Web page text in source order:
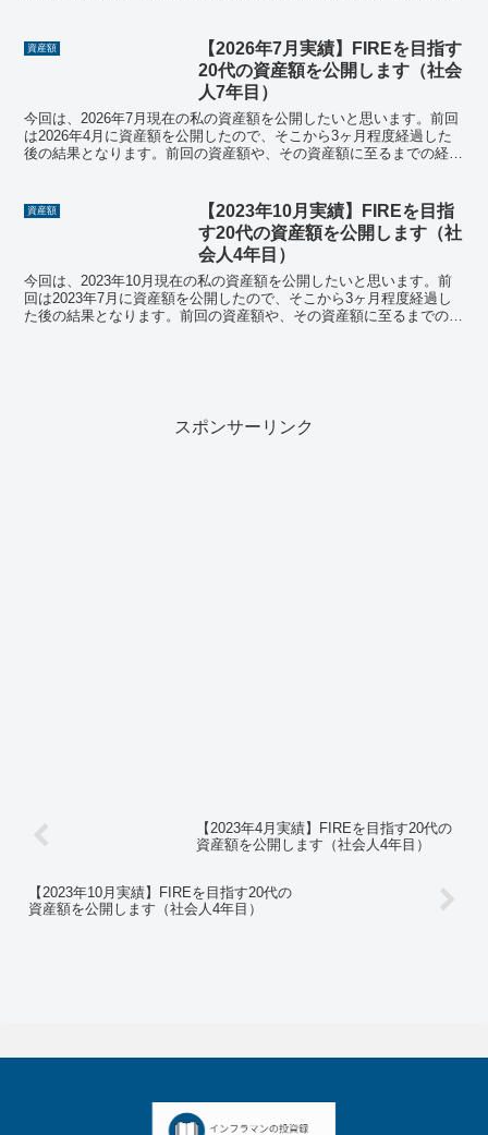
資産額
【2026年7月実績】FIREを目指す
20代の資産額を公開します（社会
人7年目）
今回は、2026年7月現在の私の資産額を公開したいと思います。前回
は2026年4月に資産額を公開したので、そこから3ヶ月程度経過した
後の結果となります。前回の資産額や、その資産額に至るまでの経緯
資産額
【2023年10月実績】FIREを目指
す20代の資産額を公開します（社
会人4年目）
今回は、2023年10月現在の私の資産額を公開したいと思います。前
回は2023年7月に資産額を公開したので、そこから3ヶ月程度経過し
た後の結果となります。前回の資産額や、その資産額に至るまでの経
スポンサーリンク
【2023年4月実績】FIREを目指す20代の
資産額を公開します（社会人4年目）
【2023年10月実績】FIREを目指す20代の
資産額を公開します（社会人4年目）